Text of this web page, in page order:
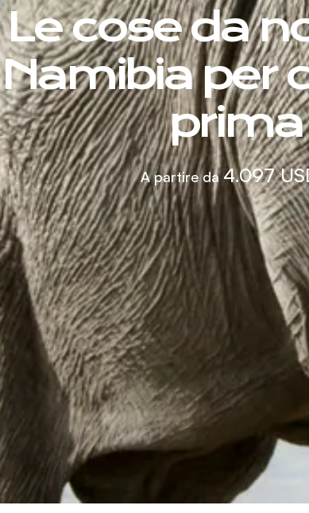
Le cose da
Namibia per
A partire da4.097